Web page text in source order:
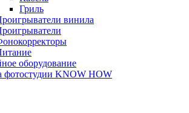
Гриль
винила
оборудование
фотостудии KNOW HOW